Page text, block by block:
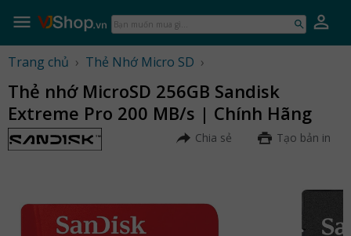
Bạn
muốn
mua
gì...
Trang chủ › Thẻ Nhớ Micro SD ›
Thẻ nhớ MicroSD 256GB Sandisk
Extreme Pro 200 MB/s | Chính Hãng
Chia sẻ Tạo bản in